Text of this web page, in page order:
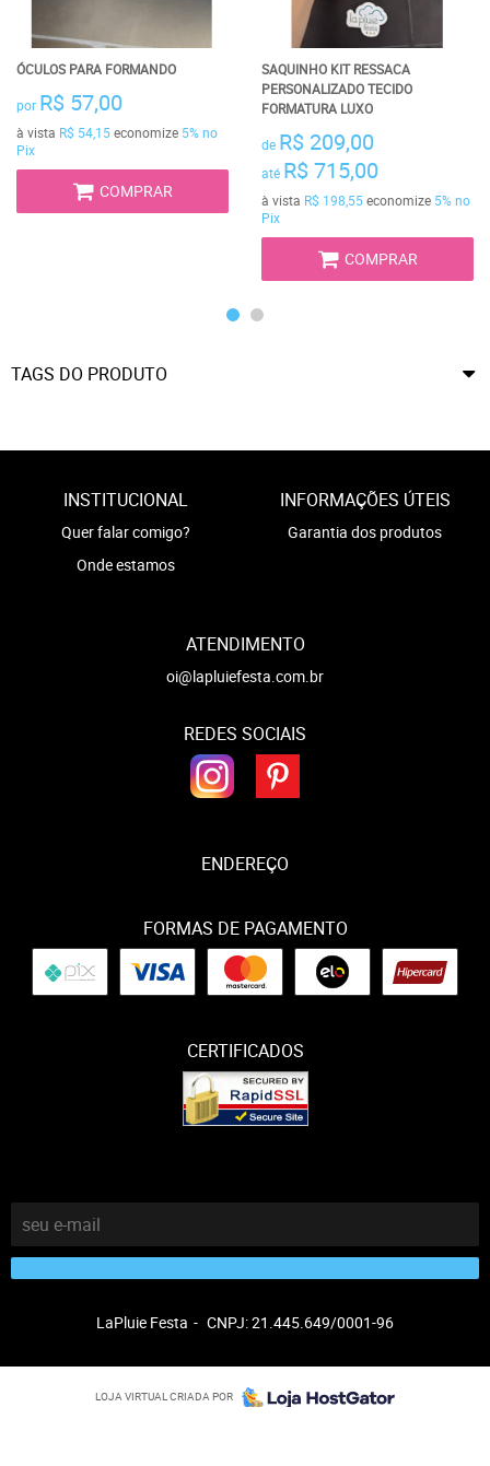
ÓCULOS PARA FORMANDO
por R$ 57,00
à vista R$ 54,15economize 5%no
Pix
COMPRAR
SAQUINHO KIT RESSACA
PERSONALIZADO TECIDO
FORMATURA LUXO
de R$ 209,00
até R$ 715,00
à vista R$ 198,55economize 5%no
Pix
COMPRAR
TAGS DO PRODUTO
INSTITUCIONAL
Quer falar comigo?
Onde estamos
INFORMAÇÕES ÚTEIS
Garantia dos produtos
ATENDIMENTO
oi@lapluiefesta.com.br
REDES SOCIAIS
ENDEREÇO
FORMAS DE PAGAMENTO
CERTIFICADOS
LaPluie Festa CNPJ: 21.445.649/0001-96
LOJA VIRTUAL CRIADA POR